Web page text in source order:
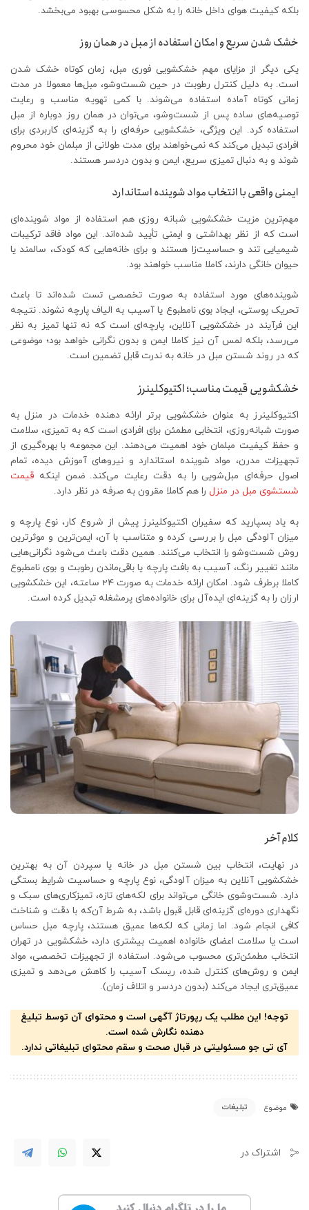
بلکه کیفیت هوای داخل خانه را به شکل محسوسی بهبود می‌بخشد.
خشک شدن سریع و امکان استفاده از مبل در همان روز
یکی دیگر از مزایای مهم خشکشویی فوری مبل، زمان کوتاه خشک شدن
است. به دلیل کنترل رطوبت در حین شست‌وشو، مبل‌ها معمولا در مدت
‌زمانی کوتاه آماده استفاده می‌شوند. با کمی تهویه مناسب و رعایت
توصیه‌های ساده پس از شست‌وشو، می‌توان در همان روز دوباره از مبل
استفاده کرد. این ویژگی، خشکشویی حرفه‌ای را به گزینه‌ای کاربردی برای
افرادی تبدیل می‌کند که نمی‌خواهند برای مدت طولانی از مبلمان خود محروم
شوند و به‌ دنبال تمیزی سریع، ایمن و بدون دردسر هستند.
ایمنی واقعی با انتخاب مواد شوینده استاندارد
مهم‌ترین مزیت خشکشویی شبانه روزی هم استفاده از مواد شوینده‌ای
است که از نظر بهداشتی و ایمنی تأیید شده‌اند. این مواد فاقد ترکیبات
شیمیایی تند و حساسیت‌زا هستند و برای خانه‌هایی که کودک، سالمند یا
حیوان خانگی دارند، کاملا مناسب‌ خواهند بود.
شوینده‌های مورد استفاده به ‌صورت تخصصی تست شده‌اند تا باعث
تحریک پوستی، ایجاد بوی نامطبوع یا آسیب به الیاف پارچه نشوند. نتیجه
این فرآیند در خشکشویی آنلاین، پارچه‌ای است که نه ‌تنها تمیز به نظر
می‌رسد، بلکه لمس آن نیز کاملا ایمن و بدون نگرانی خواهد بود؛ موضوعی
که در روند شستن مبل در خانه به ‌ندرت قابل تضمین است.
خشکشویی قیمت مناسب؛ اکتیوکلینرز
اکتیوکلینرز به‌ عنوان خشکشویی برتر ارائه ‌دهنده خدمات در منزل به
‌صورت شبانه‌روزی، انتخابی مطمئن برای افرادی است که به تمیزی، سلامت
و حفظ کیفیت مبلمان خود اهمیت می‌دهند. این مجموعه با بهره‌گیری از
تجهیزات مدرن، مواد شوینده استاندارد و نیروهای آموزش ‌دیده، تمام
اصول حرفه‌ای مبل‌شویی را به ‌دقت رعایت می‌کند. ضمن اینکه قیمت
شستشوی مبل در منزل را هم کاملا مقرون به صرفه در نظر دارد.
به یاد بسپارید که سفیران اکتیوکلینرز پیش از شروع کار، نوع پارچه و
میزان آلودگی مبل را بررسی کرده و متناسب با آن، ایمن‌ترین و موثرترین
روش شست‌وشو را انتخاب می‌کنند. همین دقت باعث می‌شود نگرانی‌هایی
مانند تغییر رنگ، آسیب به بافت پارچه یا باقی‌ماندن رطوبت و بوی نامطبوع
کاملا برطرف شود. امکان ارائه خدمات به ‌صورت 24 ساعته، این خشکشویی
ارزان را به گزینه‌ای ایده‌آل برای خانواده‌های پرمشغله تبدیل کرده است.
کلام آخر
در نهایت، انتخاب بین شستن مبل در خانه یا سپردن آن به بهترین
خشکشویی آنلاین به میزان آلودگی، نوع پارچه و حساسیت شرایط بستگی
دارد. شست‌وشوی خانگی می‌تواند برای لکه‌های تازه، تمیزکاری‌های سبک و
نگهداری دوره‌ای گزینه‌ای قابل ‌قبول باشد، به‌ شرط آن‌که با دقت و شناخت
کافی انجام شود. اما زمانی که لکه‌ها عمیق هستند، پارچه مبل حساس
است یا سلامت اعضای خانواده اهمیت بیشتری دارد، خشکشویی در تهران
انتخاب مطمئن‌تری محسوب می‌شود. استفاده از تجهیزات تخصصی، مواد
ایمن و روش‌های کنترل ‌شده، ریسک آسیب را کاهش می‌دهد و تمیزی
عمیق‌تری ایجاد می‌کند (بدون دردسر و اتلاف زمان).
توجه! این مطلب یک رپورتاژ آگهی است و محتوای آن توسط تبلیغ
دهنده نگارش شده است.
آی تی جو مسئولیتی در قبال صحت و سقم محتوای تبلیغاتی ندارد.
موضوع تبلیغات
اشتراک در